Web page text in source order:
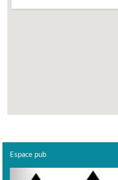
Espace pub
Previous